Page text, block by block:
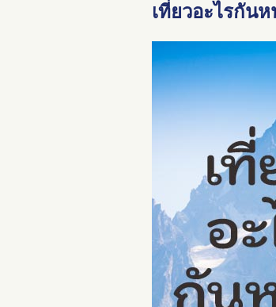
เที่ยวอะไรกัน